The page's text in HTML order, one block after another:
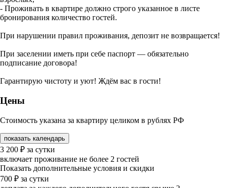
- Проживать в квартире должно строго указанное в листе
бронирования количество гостей.
При нарушении правил проживания, депозит не возвращается!
При заселении иметь при себе паспорт — обязательно
подписание договора!
Гарантирую чистоту и уют! Ждём вас в гости!
Цены
Стоимость указана за квартиру целиком в рублях РФ
показать календарь
3 200 ₽ за сутки
включает проживание не более 2 гостей
Показать дополнительные условия и скидки
700 ₽ за сутки